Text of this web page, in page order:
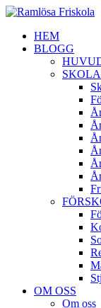
HEM
BLOGG
OM OSS
Om oss